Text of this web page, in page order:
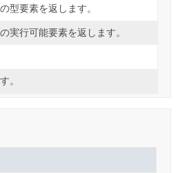
型要素を返します。
実行可能要素を返します。
。